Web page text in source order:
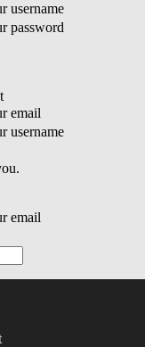
username
password
email
username
email